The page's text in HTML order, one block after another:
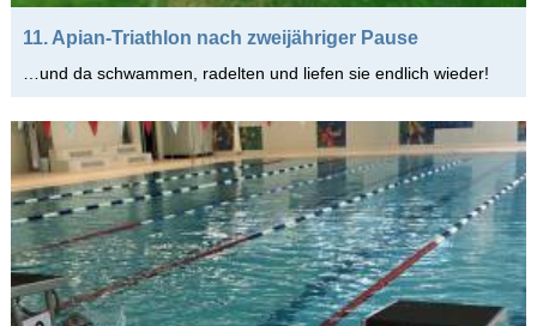
11. Apian-Triathlon nach zweijähriger Pause
…und da schwammen, radelten und liefen sie endlich wieder!